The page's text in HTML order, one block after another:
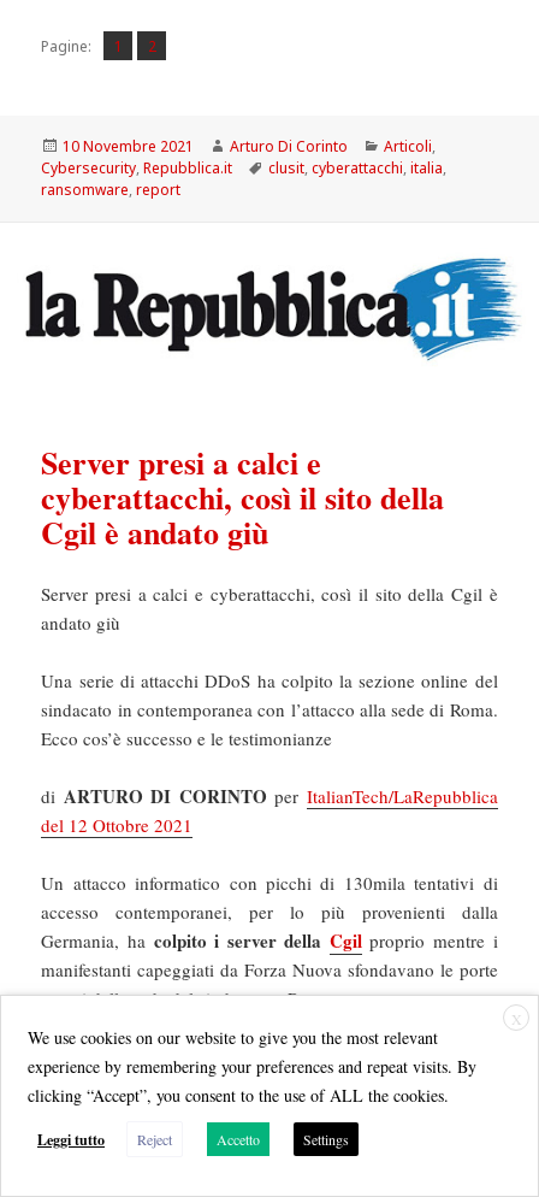
Pagine: Pagina
1 ,
Pagina
2
Scritto
il
10 Novembre 2021 Autore
Arturo Di Corinto Categorie
Articoli,
Cybersecurity,Repubblica.it Tag
clusit,cyberattacchi,italia,
ransomware,report
Server presi a calci e
cyberattacchi, così il sito della
Cgil è andato giù
Server presi a calci e cyberattacchi, così il sito della Cgil è
andato giù
Una serie di attacchi DDoS ha colpito la sezione online del
sindacato in contemporanea con l’attacco alla sede di Roma.
Ecco cos’è successo e le testimonianze
di ARTURO DI CORINTO per ItalianTech/LaRepubblica
del 12 Ottobre 2021
Un attacco informatico con picchi di 130mila tentativi di
accesso contemporanei, per lo più provenienti dalla
Germania, ha colpito i server della Cgil proprio mentre i
manifestanti capeggiati da Forza Nuova sfondavano le porte
a vetri della sede del sindacato a Roma.
Un attacco DDoS, cioè Distributed Denial of Service, che ha
messo fuori uso
sito, comunicazione e testata giornalistica
della Cgil
nel sabato delle proteste dei No Vax e che è
proseguito per 3 giorni, oscurando la presenza online del
X
We use cookies on our website to give you the most relevant
experience by remembering your preferences and repeat visits. By
clicking “Accept”, you consent to the use of ALL the cookies.
Leggi tutto Reject Accetto Settings